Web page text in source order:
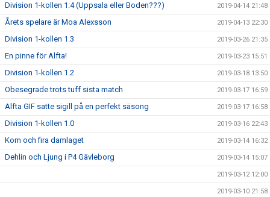
Division 1-kollen 1:4 (Uppsala eller Boden???) 2019-04-14 21:48
Årets spelare är Moa Alexsson 2019-04-13 22:30
Division 1-kollen 1.3 2019-03-26 21:35
En pinne för Alfta! 2019-03-23 15:51
Division 1-kollen 1.2 2019-03-18 13:50
Obesegrade trots tuff sista match 2019-03-17 16:59
Alfta GIF satte sigill på en perfekt säsong 2019-03-17 16:58
Division 1-kollen 1.0 2019-03-16 22:43
Kom och fira damlaget 2019-03-14 16:32
Dehlin och Ljung i P4 Gävleborg 2019-03-14 15:07
2019-03-12 12:00
2019-03-10 21:58